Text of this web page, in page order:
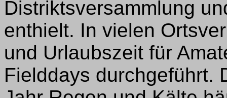
Distriktsversammlung
enthielt. In vielen
und Urlaubszeit für
Fielddays durchgeführt.